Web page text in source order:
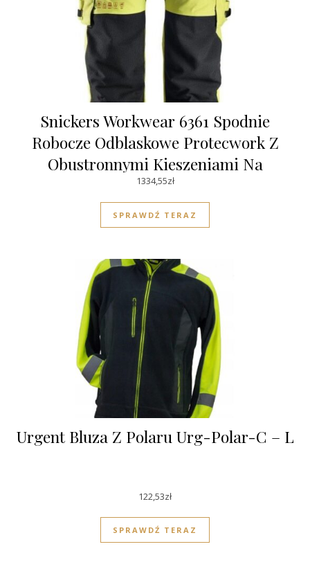
Snickers Workwear 6361 Spodnie
Robocze Odblaskowe Protecwork Z
Obustronnymi Kieszeniami Na
Nogawkach En 20471/2
1334,55zł
SPRAWDŹ TERAZ
Urgent Bluza Z Polaru Urg-Polar-C – L
122,53zł
SPRAWDŹ TERAZ